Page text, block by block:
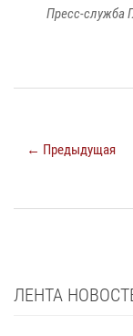
Пресс-служба
← Предыдущая
ЛЕНТА